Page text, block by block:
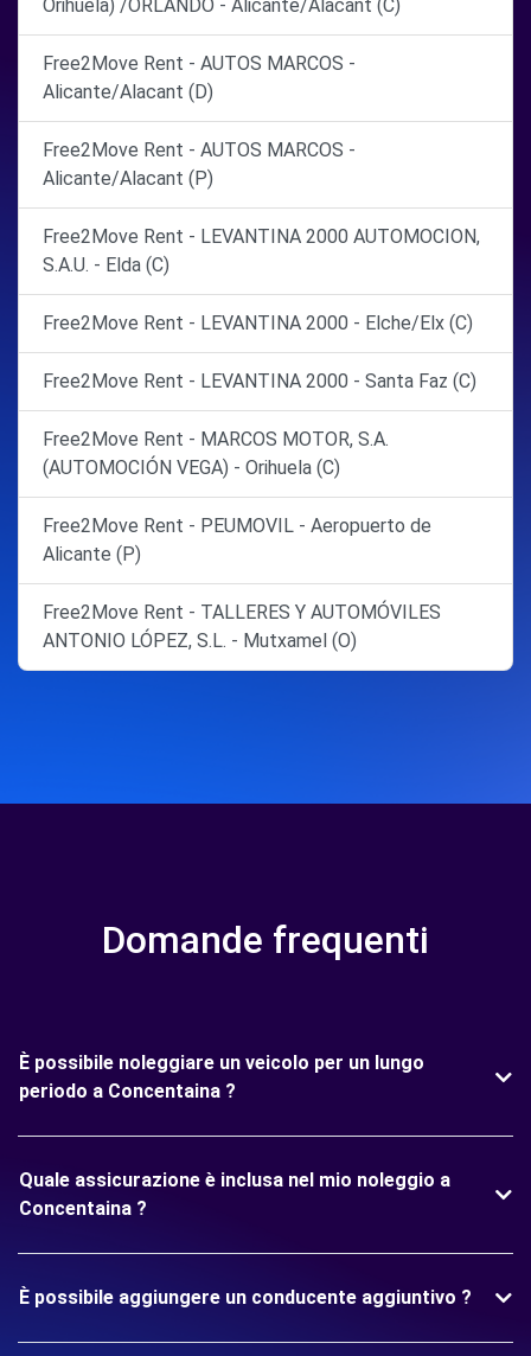
Orihuela) /ORLANDO - Alicante/Alacant (C)
Free2Move Rent - AUTOS MARCOS -
Alicante/Alacant (D)
Free2Move Rent - AUTOS MARCOS -
Alicante/Alacant (P)
Free2Move Rent - LEVANTINA 2000 AUTOMOCION,
S.A.U. - Elda (C)
Free2Move Rent - LEVANTINA 2000 - Elche/Elx (C)
Free2Move Rent - LEVANTINA 2000 - Santa Faz (C)
Free2Move Rent - MARCOS MOTOR, S.A.
(AUTOMOCIÓN VEGA) - Orihuela (C)
Free2Move Rent - PEUMOVIL - Aeropuerto de
Alicante (P)
Free2Move Rent - TALLERES Y AUTOMÓVILES
ANTONIO LÓPEZ, S.L. - Mutxamel (O)
Domande frequenti
È possibile noleggiare un veicolo per un lungo
periodo a Concentaina ?
Quale assicurazione è inclusa nel mio noleggio a
Concentaina ?
È possibile aggiungere un conducente aggiuntivo ?